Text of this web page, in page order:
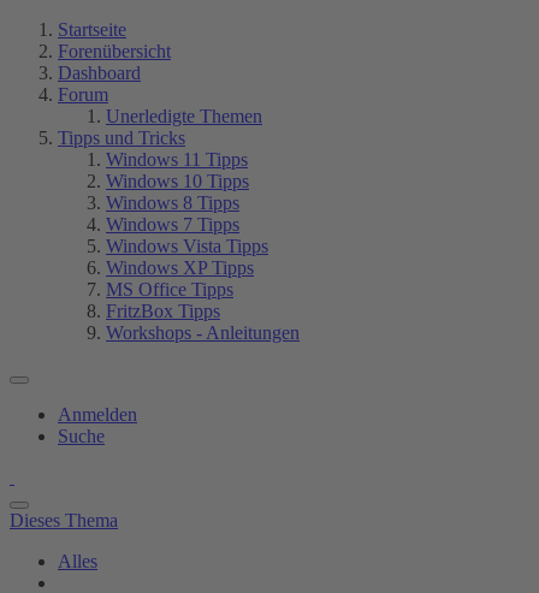
Startseite
Forenübersicht
Dashboard
Forum
Unerledigte Themen
Tipps und Tricks
Windows 11 Tipps
Windows 10 Tipps
Windows 8 Tipps
Windows 7 Tipps
Windows Vista Tipps
Windows XP Tipps
MS Office Tipps
FritzBox Tipps
Workshops - Anleitungen
Anmelden
Suche
Dieses Thema
Alles